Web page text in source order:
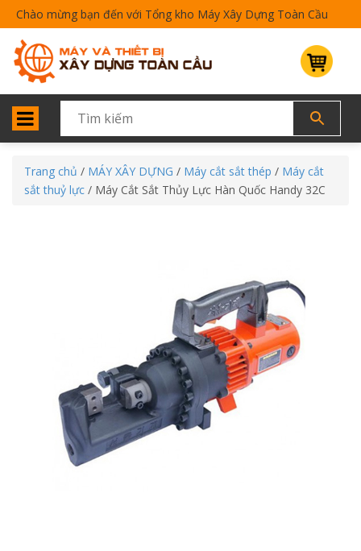
Chào mừng bạn đến với Tổng kho Máy Xây Dựng Toàn Cầu
Trang chủ / MÁY XÂY DỰNG / Máy cắt sắt thép / Máy cắt
sắt thuỷ lực / Máy Cắt Sắt Thủy Lực Hàn Quốc Handy 32C